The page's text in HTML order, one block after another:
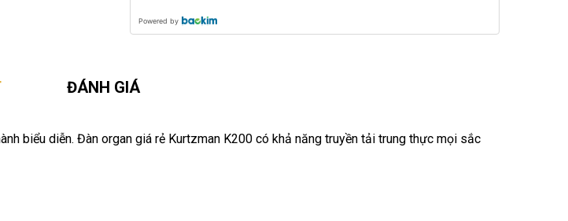
Powered by
ĐÁNH GIÁ
biểu diễn. Đàn organ giá rẻ Kurtzman K200 có khả năng truyền tải trung thực mọi sắc